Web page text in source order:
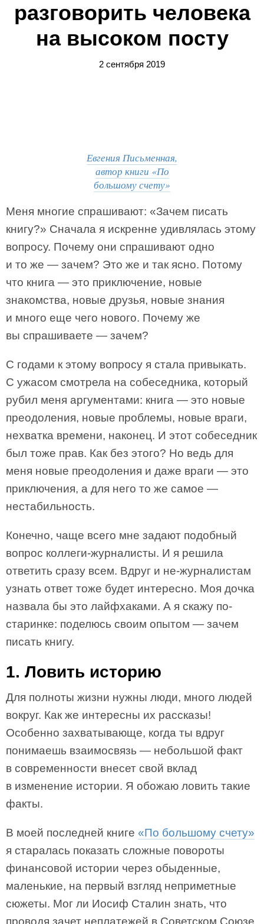
разговорить человека
на высоком посту
2 сентября 2019
Евгения Письменная,
автор книги «По
большому счету»
Меня многие спрашивают: «Зачем писать
книгу?» Сначала я искренне удивлялась этому
вопросу. Почему они спрашивают одно
и то же — зачем? Это же и так ясно. Потому
что книга — это приключение, новые
знакомства, новые друзья, новые знания
и много еще чего нового. Почему же
вы спрашиваете — зачем?
С годами к этому вопросу я стала привыкать.
С ужасом смотрела на собеседника, который
рубил меня аргументами: книга — это новые
преодоления, новые проблемы, новые враги,
нехватка времени, наконец. И этот собеседник
был тоже прав. Как без этого? Но ведь для
меня новые преодоления и даже враги — это
приключения, а для него то же самое —
нестабильность.
Конечно, чаще всего мне задают подобный
вопрос коллеги-журналисты. И я решила
ответить сразу всем. Вдруг и не-журналистам
узнать ответ тоже будет интересно. Моя дочка
назвала бы это лайфхаками. А я скажу по-
старинке: поделюсь своим опытом — зачем
писать книгу.
1. Ловить историю
Для полноты жизни нужны люди, много людей
вокруг. Как же интересны их рассказы!
Особенно захватывающе, когда ты вдруг
понимаешь взаимосвязь — небольшой факт
в современности внесет свой вклад
в изменение истории. Я обожаю ловить такие
факты.
В моей последней книге «По большому счету»
я старалась показать сложные повороты
финансовой истории через обыденные,
маленькие, на первый взгляд неприметные
сюжеты. Мог ли Иосиф Сталин знать, что
проводя зачет неплатежей в Советском Союзе